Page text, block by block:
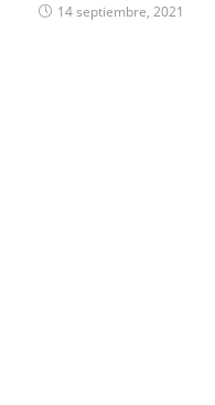
14 septiembre, 2021